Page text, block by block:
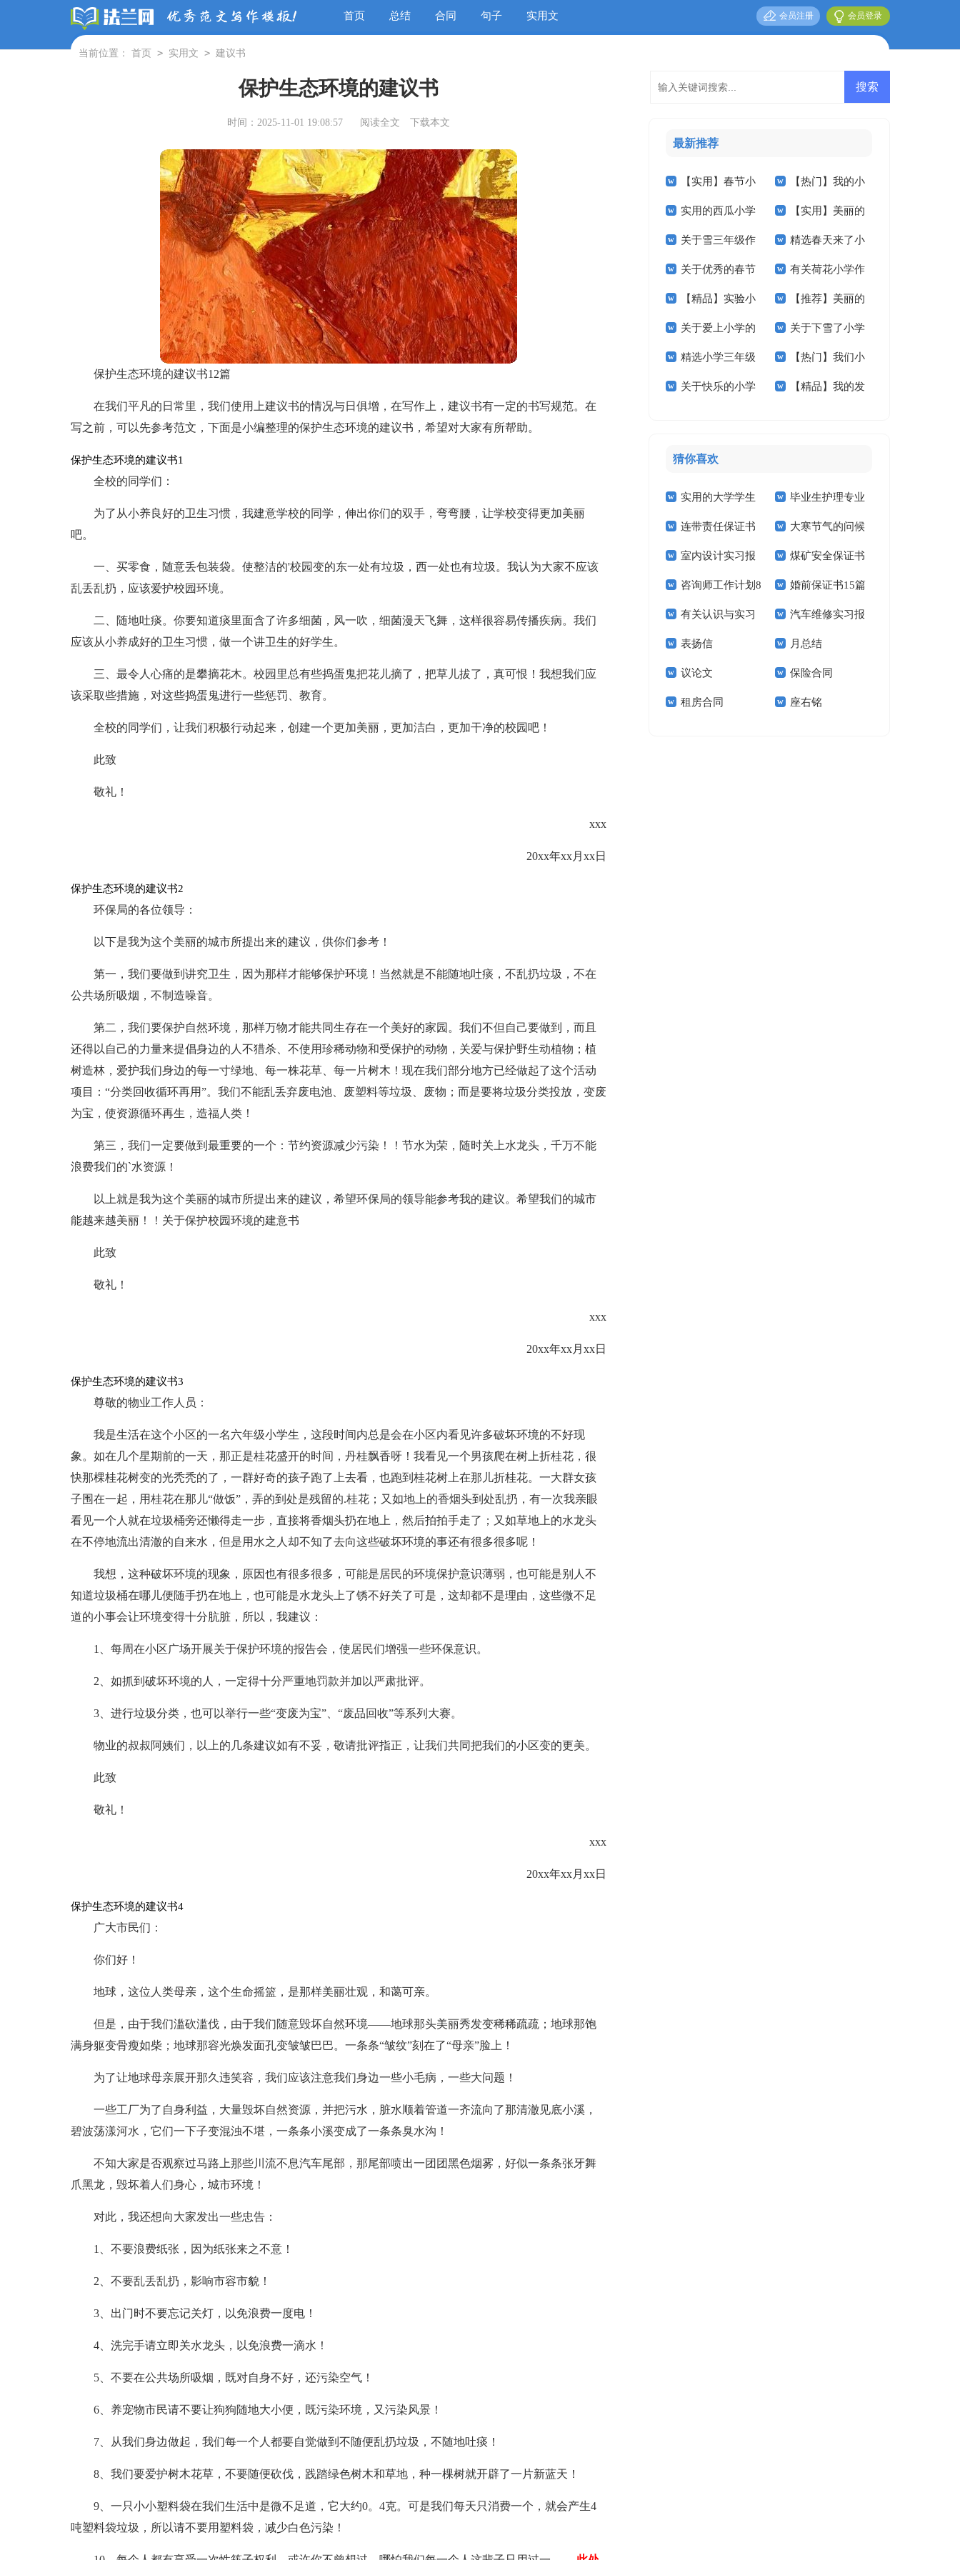
首页 总结 合同 句子 实用文 会员登录
会员注册
当前位置： 首页 > 实用文 > 建议书
保护生态环境的建议书
时间：2025-11-01 19:08:57 阅读全文 下载本文
保护生态环境的建议书12篇
在我们平凡的日常里，我们使用上建议书的情况与日俱增，在写作上，建议书有一定的书写规范。在
写之前，可以先参考范文，下面是小编整理的保护生态环境的建议书，希望对大家有所帮助。
保护生态环境的建议书1
全校的同学们：
为了从小养良好的卫生习惯，我建意学校的同学，伸出你们的双手，弯弯腰，让学校变得更加美丽
吧。
一、买零食，随意丢包装袋。使整洁的'校园变的东一处有垃圾，西一处也有垃圾。我认为大家不应该
乱丢乱扔，应该爱护校园环境。
二、随地吐痰。你要知道痰里面含了许多细菌，风一吹，细菌漫天飞舞，这样很容易传播疾病。我们
应该从小养成好的卫生习惯，做一个讲卫生的好学生。
三、最令人心痛的是攀摘花木。校园里总有些捣蛋鬼把花儿摘了，把草儿拔了，真可恨！我想我们应
该采取些措施，对这些捣蛋鬼进行一些惩罚、教育。
全校的同学们，让我们积极行动起来，创建一个更加美丽，更加洁白，更加干净的校园吧！
此致
敬礼！
xxx
20xx年xx月xx日
保护生态环境的建议书2
环保局的各位领导：
以下是我为这个美丽的城市所提出来的建议，供你们参考！
第一，我们要做到讲究卫生，因为那样才能够保护环境！当然就是不能随地吐痰，不乱扔垃圾，不在
公共场所吸烟，不制造噪音。
第二，我们要保护自然环境，那样万物才能共同生存在一个美好的家园。我们不但自己要做到，而且
还得以自己的力量来提倡身边的人不猎杀、不使用珍稀动物和受保护的动物，关爱与保护野生动植物；植
树造林，爱护我们身边的每一寸绿地、每一株花草、每一片树木！现在我们部分地方已经做起了这个活动
项目：“分类回收循环再用”。我们不能乱丢弃废电池、废塑料等垃圾、废物；而是要将垃圾分类投放，变废
为宝，使资源循环再生，造福人类！
第三，我们一定要做到最重要的一个：节约资源减少污染！！节水为荣，随时关上水龙头，千万不能
浪费我们的`水资源！
以上就是我为这个美丽的城市所提出来的建议，希望环保局的领导能参考我的建议。希望我们的城市
能越来越美丽！！关于保护校园环境的建意书
此致
敬礼！
xxx
20xx年xx月xx日
保护生态环境的建议书3
尊敬的物业工作人员：
我是生活在这个小区的一名六年级小学生，这段时间内总是会在小区内看见许多破坏环境的不好现
象。如在几个星期前的一天，那正是桂花盛开的时间，丹桂飘香呀！我看见一个男孩爬在树上折桂花，很
快那棵桂花树变的光秃秃的了，一群好奇的孩子跑了上去看，也跑到桂花树上在那儿折桂花。一大群女孩
子围在一起，用桂花在那儿“做饭”，弄的到处是残留的.桂花；又如地上的香烟头到处乱扔，有一次我亲眼
看见一个人就在垃圾桶旁还懒得走一步，直接将香烟头扔在地上，然后拍拍手走了；又如草地上的水龙头
在不停地流出清澈的自来水，但是用水之人却不知了去向这些破坏环境的事还有很多很多呢！
我想，这种破坏环境的现象，原因也有很多很多，可能是居民的环境保护意识薄弱，也可能是别人不
知道垃圾桶在哪儿便随手扔在地上，也可能是水龙头上了锈不好关了可是，这却都不是理由，这些微不足
道的小事会让环境变得十分肮脏，所以，我建议：
1、每周在小区广场开展关于保护环境的报告会，使居民们增强一些环保意识。
2、如抓到破坏环境的人，一定得十分严重地罚款并加以严肃批评。
3、进行垃圾分类，也可以举行一些“变废为宝”、“废品回收”等系列大赛。
物业的叔叔阿姨们，以上的几条建议如有不妥，敬请批评指正，让我们共同把我们的小区变的更美。
此致
敬礼！
xxx
20xx年xx月xx日
保护生态环境的建议书4
广大市民们：
你们好！
地球，这位人类母亲，这个生命摇篮，是那样美丽壮观，和蔼可亲。
但是，由于我们滥砍滥伐，由于我们随意毁坏自然环境——地球那头美丽秀发变稀稀疏疏；地球那饱
满身躯变骨瘦如柴；地球那容光焕发面孔变皱皱巴巴。一条条“皱纹”刻在了“母亲”脸上！
为了让地球母亲展开那久违笑容，我们应该注意我们身边一些小毛病，一些大问题！
一些工厂为了自身利益，大量毁坏自然资源，并把污水，脏水顺着管道一齐流向了那清澈见底小溪，
碧波荡漾河水，它们一下子变混浊不堪，一条条小溪变成了一条条臭水沟！
不知大家是否观察过马路上那些川流不息汽车尾部，那尾部喷出一团团黑色烟雾，好似一条条张牙舞
爪黑龙，毁坏着人们身心，城市环境！
对此，我还想向大家发出一些忠告：
1、不要浪费纸张，因为纸张来之不意！
2、不要乱丢乱扔，影响市容市貌！
3、出门时不要忘记关灯，以免浪费一度电！
4、洗完手请立即关水龙头，以免浪费一滴水！
5、不要在公共场所吸烟，既对自身不好，还污染空气！
6、养宠物市民请不要让狗狗随地大小便，既污染环境，又污染风景！
7、从我们身边做起，我们每一个人都要自觉做到不随便乱扔垃圾，不随地吐痰！
8、我们要爱护树木花草，不要随便砍伐，践踏绿色树木和草地，种一棵树就开辟了一片新蓝天！
9、一只小小塑料袋在我们生活中是微不足道，它大约0。4克。可是我们每天只消费一个，就会产生4
吨塑料袋垃圾，所以请不要用塑料袋，减少白色污染！
最新推荐
【实用】春节小
学作文600字4篇
【热门】我的小
学作文5篇
实用的西瓜小学
作文四篇
【实用】美丽的
小学作文3篇
关于雪三年级作
文汇编八篇
精选春天来了小
学作文汇编八篇
关于优秀的春节
小学作文4篇
有关荷花小学作
文锦集7篇
【精品】实验小
学的作文300字4篇
【推荐】美丽的
小学作文合集7篇
关于爱上小学的
作文锦集八篇
关于下雪了小学
作文400字五篇
精选小学三年级
的作文合集六篇
【热门】我们小
学作文合集十篇
关于快乐的小学 【精品】我的发
猜你喜欢
实用的大学学生
实习报告范文锦集六
篇
毕业生护理专业
求职信精选15篇
连带责任保证书 大寒节气的问候
祝福语
室内设计实习报
告汇编15篇
煤矿安全保证书
(15篇)
咨询师工作计划8
篇
婚前保证书15篇
有关认识与实习
报告模板集锦十篇
汽车维修实习报
告(汇编15篇)
表扬信 月总结
议论文 保险合同
租房合同 座右铭